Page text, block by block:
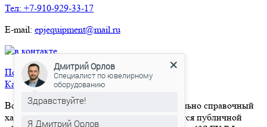
Тел: +7-910-929-33-17
E-mail: epjequipment@mail.ru
Политика конфиденциальности
Карта сайта
Вся информация на сайте носит исключительно справочный
характер и ни при каких условиях не является публичной
Дмитрий Орлов
Специалист по ювелирному
оборудованию
Здравствуйте!
Я Дмитрий Орлов